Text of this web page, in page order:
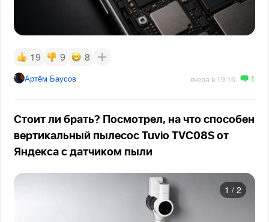
19 9 8
Артём Баусов вчера в 19:16 1
Стоит ли брать? Посмотрел, на что способен
вертикальный пылесос Tuvio TVC08S от
Яндекса с датчиком пыли
1 / 2